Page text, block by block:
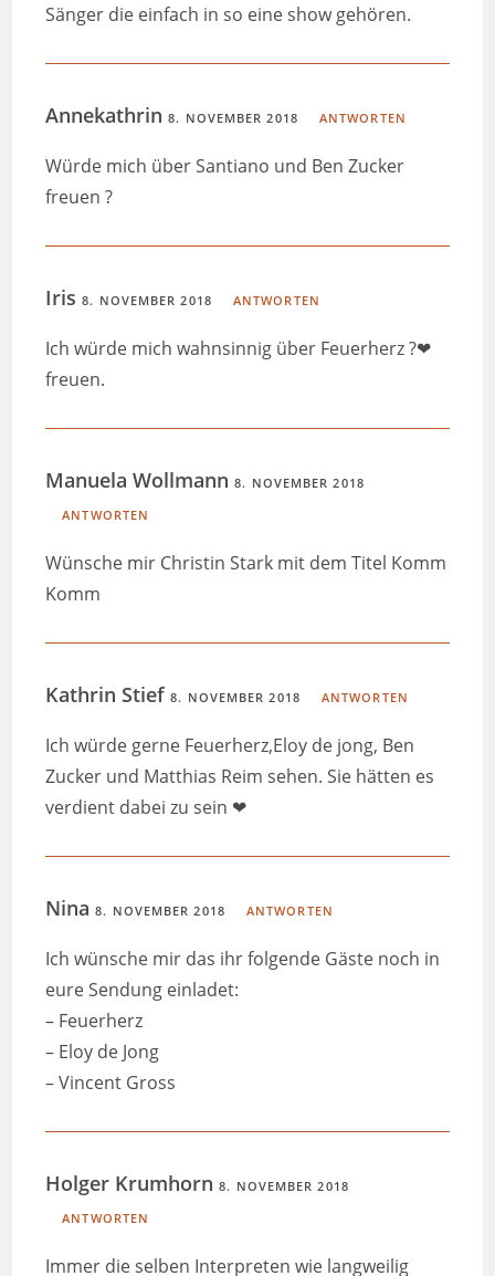
Sänger die einfach in so eine show gehören.
Annekathrin8. NOVEMBER 2018 ANTWORTEN
Würde mich über Santiano und Ben Zucker
freuen ?
Iris8. NOVEMBER 2018 ANTWORTEN
Ich würde mich wahnsinnig über Feuerherz ?❤
freuen.
Manuela Wollmann8. NOVEMBER 2018
ANTWORTEN
Wünsche mir Christin Stark mit dem Titel Komm
Komm
Kathrin Stief8. NOVEMBER 2018 ANTWORTEN
Ich würde gerne Feuerherz,Eloy de jong, Ben
Zucker und Matthias Reim sehen. Sie hätten es
verdient dabei zu sein ❤
Nina8. NOVEMBER 2018 ANTWORTEN
Ich wünsche mir das ihr folgende Gäste noch in
eure Sendung einladet:
– Feuerherz
– Eloy de Jong
– Vincent Gross
Holger Krumhorn8. NOVEMBER 2018
ANTWORTEN
Immer die selben Interpreten wie langweilig